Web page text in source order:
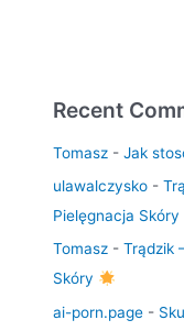
Recent
Tomasz -Jak
ulawalczysko -
Pielęgnacja Skóry
Tomasz -Trądzik
Skóry
ai-porn.page -